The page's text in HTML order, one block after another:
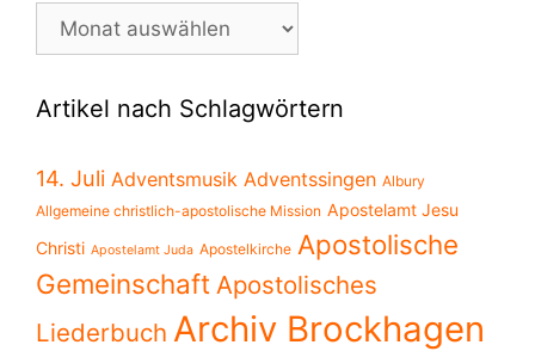
News-
Artikel nach Schlagwörtern
14. Juli Adventsmusik Adventssingen Albury
Allgemeine christlich-apostolische Mission Apostelamt Jesu
Christi Apostelamt Juda Apostelkirche Apostolische
Gemeinschaft Apostolisches
Liederbuch Archiv Brockhagen